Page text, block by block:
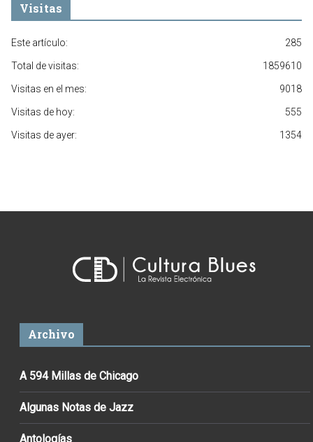
Visitas
285
Este artículo:
1859610
Total de visitas:
9018
Visitas en el mes:
555
Visitas de hoy:
1354
Visitas de ayer:
Archivo
A 594 Millas de Chicago
Algunas Notas de Jazz
Antologías